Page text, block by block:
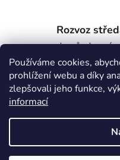
Používáme cookies,
prohlížení webu a díky
zlepšovali jeho funkce,
informací
Rozvoz
domů, do
Popis